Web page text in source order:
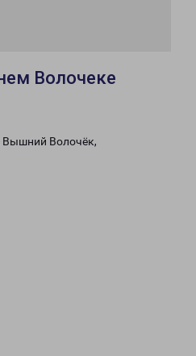
Волочеке
Вышний Волочёк,